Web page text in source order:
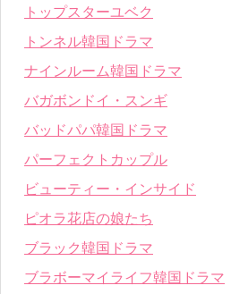
トップスターユベク
トンネル韓国ドラマ
ナインルーム韓国ドラマ
バガボンドイ・スンギ
バッドパパ韓国ドラマ
パーフェクトカップル
ビューティー・インサイド
ピオラ花店の娘たち
ブラック韓国ドラマ
ブラボーマイライフ韓国ドラマ